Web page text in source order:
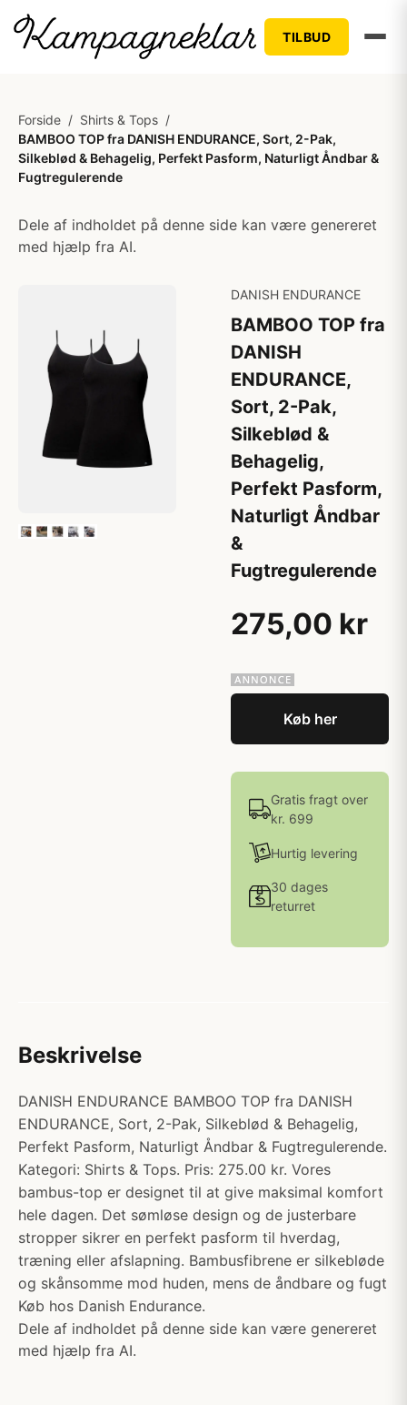
TILBUD
Forside / Shirts & Tops /
BAMBOO TOP fra DANISH ENDURANCE, Sort, 2-Pak,
Silkeblød & Behagelig, Perfekt Pasform, Naturligt Åndbar &
Fugtregulerende
Dele af indholdet på denne side kan være genereret
med hjælp fra AI.
DANISH ENDURANCE
BAMBOO TOP fra
DANISH
ENDURANCE,
Sort, 2-Pak,
Silkeblød &
Behagelig,
Perfekt Pasform,
Naturligt Åndbar
&
Fugtregulerende
275,00 kr
Køb her
Gratis fragt over
kr. 699
Hurtig levering
30 dages
returret
Beskrivelse
DANISH ENDURANCE BAMBOO TOP fra DANISH
ENDURANCE, Sort, 2-Pak, Silkeblød & Behagelig,
Perfekt Pasform, Naturligt Åndbar & Fugtregulerende.
Kategori: Shirts & Tops. Pris: 275.00 kr. Vores
bambus-top er designet til at give maksimal komfort
hele dagen. Det sømløse design og de justerbare
stropper sikrer en perfekt pasform til hverdag,
træning eller afslapning. Bambusfibrene er silkebløde
og skånsomme mod huden, mens de åndbare og fugt
Køb hos Danish Endurance.
Dele af indholdet på denne side kan være genereret
med hjælp fra AI.